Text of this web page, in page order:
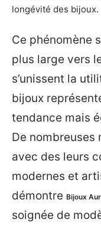
longévité des bijoux.
Ce phénomène
plus large vers
s’unissent la
bijoux
tendance mais
De nombreuses
avec des leurs
modernes et
démontre Bijoux
soignée de